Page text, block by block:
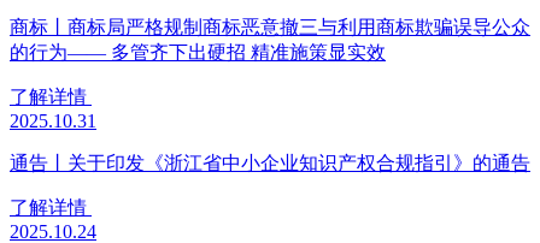
商标丨商标局严格规制商标恶意撤三与利用商标欺骗误导公众
的行为—— 多管齐下出硬招 精准施策显实效
了解详情
2025.10.31
通告丨关于印发《浙江省中小企业知识产权合规指引》的通告
了解详情
2025.10.24